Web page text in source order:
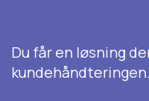
Du får en løsning